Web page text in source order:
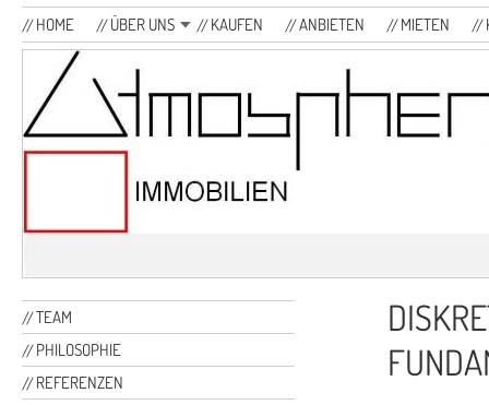
HOME ÜBER UNS KAUFEN ANBIETEN MIETEN
TEAM
PHILOSOPHIE
REFERENZEN